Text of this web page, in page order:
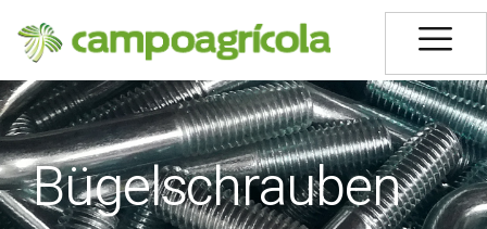
Bügelschrauben